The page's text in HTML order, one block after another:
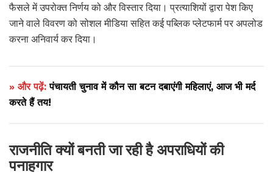
फैसले में उपरोक्त निर्णय को और विस्तार दिया। प्रत्याशियों द्वारा पेश किए
जाने वाले विवरण को सोशल मीडिया सहित कई पब्लिक प्लेटफार्म पर अपलोड
करना अनिवार्य कर दिया।
» और पढ़ें:पंचायती चुनाव में कौन सा बटन दबाएंगी महिलाएं, आज भी मर्द
करते हैं तय!
राजनीति क्यों बनती जा रही है अपराधियों की
पनाहगार